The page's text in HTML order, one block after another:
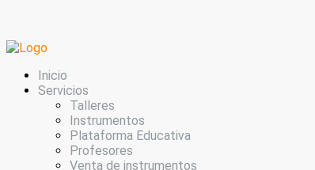
Inicio
Servicios
Talleres
Instrumentos
Plataforma Educativa
Profesores
Venta de instrumentos